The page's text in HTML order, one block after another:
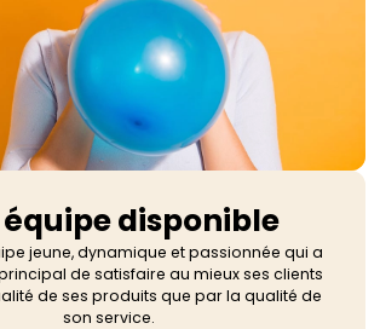
équipe disponible
jeune, dynamique et passionnée qui a
de satisfaire au mieux ses clients
de ses produits que par la qualité de
son service.